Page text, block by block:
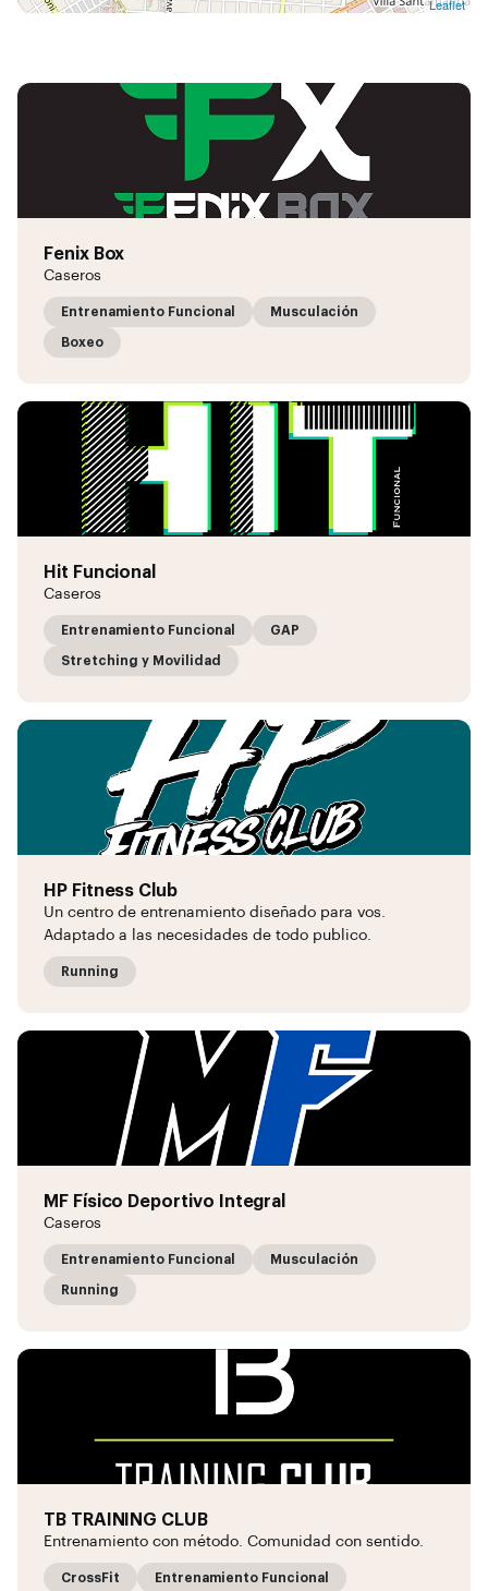
Leaflet
Fenix Box
Caseros
Entrenamiento Funcional Musculación
Boxeo
Hit Funcional
Caseros
Entrenamiento Funcional GAP
Stretching y Movilidad
HP Fitness Club
Un centro de entrenamiento diseñado para vos.
Adaptado a las necesidades de todo publico.
Running
MF Físico Deportivo Integral
Caseros
Entrenamiento Funcional Musculación
Running
TB TRAINING CLUB
Entrenamiento con método. Comunidad con sentido.
CrossFit Entrenamiento Funcional